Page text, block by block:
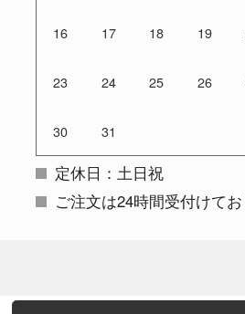
16 17 18 19
23 24 25 26
30 31
定休日：土日祝
ご注文は24時間受付けて